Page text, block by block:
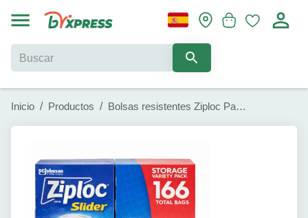
Inicio / Productos / Bolsas resistentes Ziploc Paquete Variado (166 u)